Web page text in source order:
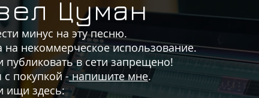
Цуман
минус на эту песню.
некоммерческое использование.
в сети запрещено!
покупкой -напишите мне.
ищи здесь: